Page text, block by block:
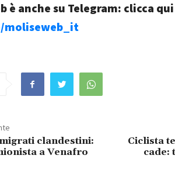
è anche su Telegram: clicca
clandestini:
a Venafro
Ciclista
cade: